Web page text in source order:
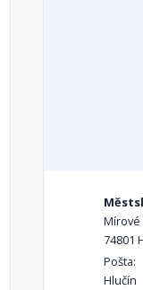
Mírové
74801
Pošta:
Hlučín